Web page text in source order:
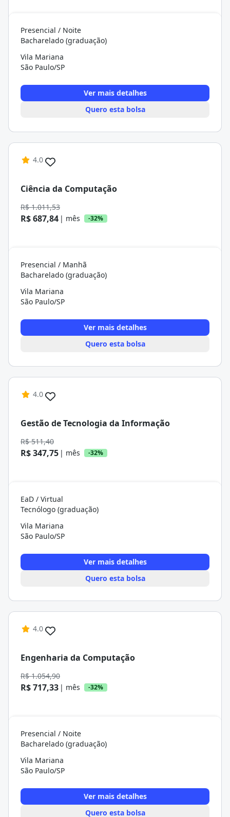
Presencial / Noite
Bacharelado (graduação)
Vila Mariana
São Paulo/SP
Ver mais detalhes
Quero esta bolsa
4.0
Ciência da Computação
R$ 1.011,53
R$ 687,84 | mês -32%
Presencial / Manhã
Bacharelado (graduação)
Vila Mariana
São Paulo/SP
Ver mais detalhes
Quero esta bolsa
4.0
Gestão de Tecnologia da Informação
R$ 511,40
R$ 347,75 | mês -32%
EaD / Virtual
Tecnólogo (graduação)
Vila Mariana
São Paulo/SP
Ver mais detalhes
Quero esta bolsa
4.0
Engenharia da Computação
R$ 1.054,90
R$ 717,33 | mês -32%
Presencial / Noite
Bacharelado (graduação)
Vila Mariana
São Paulo/SP
Ver mais detalhes
Quero esta bolsa